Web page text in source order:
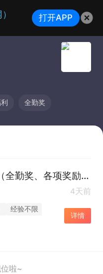
全勤奖
凯荟店：女装店员、店长（全勤奖、各项奖励，公休等）
4天前
经验不限
详情
啦~
打开APP